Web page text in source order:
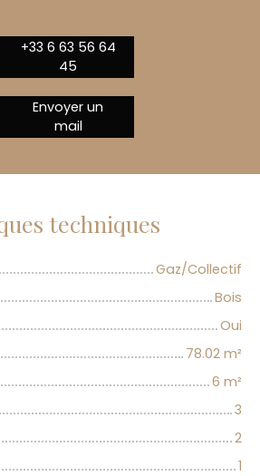
+33 6 63 56 64
45
Envoyer un
mail
techniques
Gaz/Collectif
Bois
Oui
78.02 m²
6 m²
3
2
1